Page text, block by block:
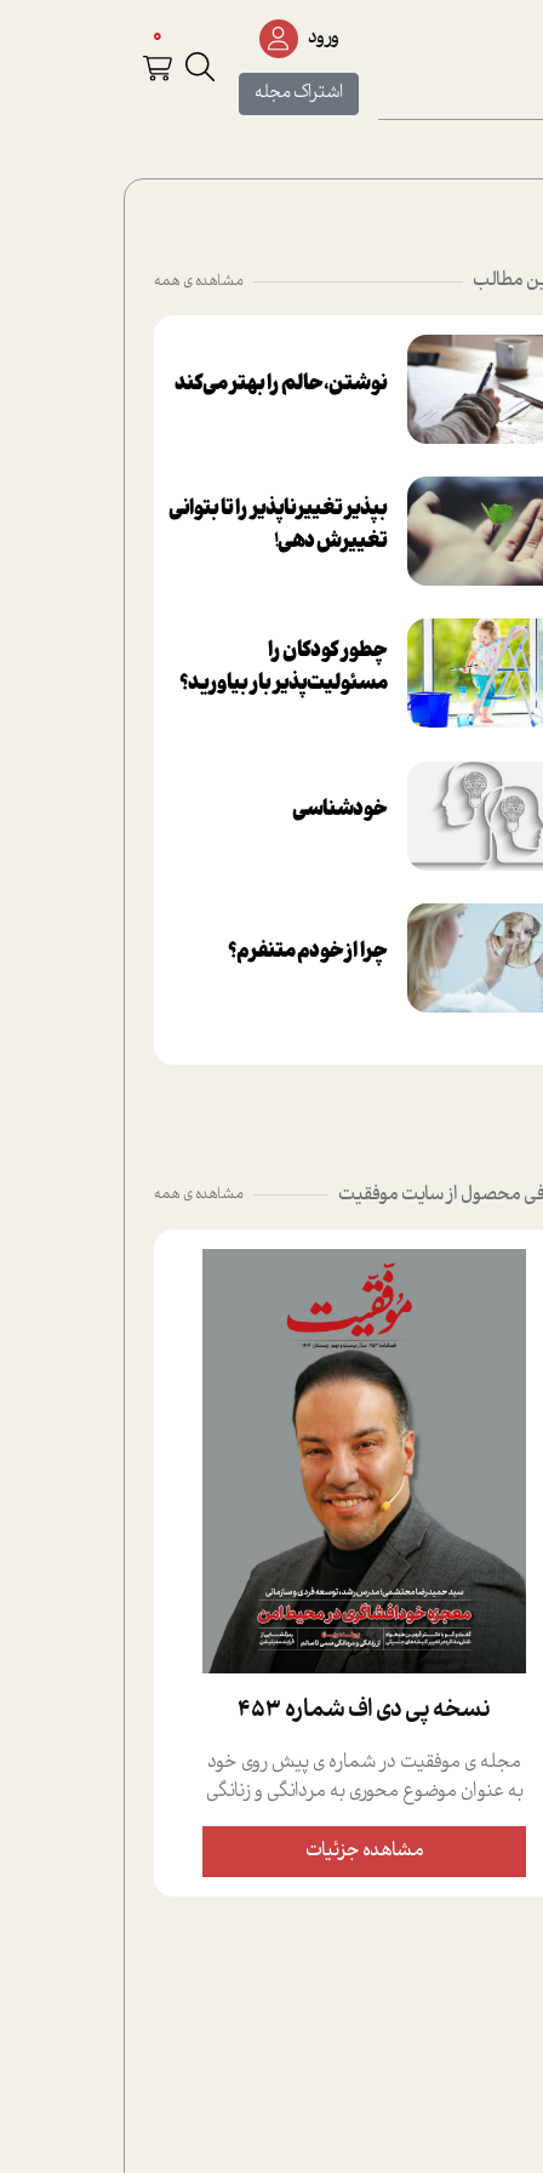
ورود
اشتراک مجله
0
مطالب مشاهده ی همه
نوشتن، حالم را بهتر می‌کند
بپذير تغييرناپذير را تا بتواني
تغييرش دهي!‏
چطور کودکان را
مسئولیت‌پذیر بار بیاورید؟
خودشناسی
چرا از خودم متنفرم؟
محصول از سایت موفقیت مشاهده ی همه
نسخه پي دي اف شماره 453
مجله ی موفقیت در شماره ی پیش روی خود
به عنوان موضوع محوری به مردانگی و زنانگی
سمی پرداخته است؛ علاوه بر این که؛ گفت و
گویی اختصاصی داشته ایم با فردین علیخواه،
جامعه شناس در بخش های مختلف تلاش
مشاهده جزئیات